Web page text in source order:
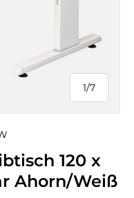
1/
von
7
120 x
Ahorn/Weiß